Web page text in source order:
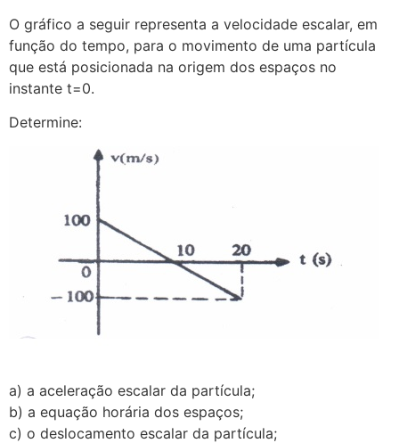
O gráfico a seguir representa a velocidade escalar, em
função do tempo, para o movimento de uma partícula
que está posicionada na origem dos espaços no
instante t=0.
Determine:
a) a aceleração escalar da partícula;
b) a equação horária dos espaços;
c) o deslocamento escalar da partícula;